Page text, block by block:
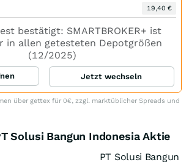
19,40 €
bestätigt: SMARTBROKER+ ist
in allen getesteten Depotgrößen
(12/2025)
Jetzt wechseln
über gettex für 0€, zzgl. marktüblicher Spreads und
Solusi Bangun Indonesia Aktie
PT Solusi Bangun